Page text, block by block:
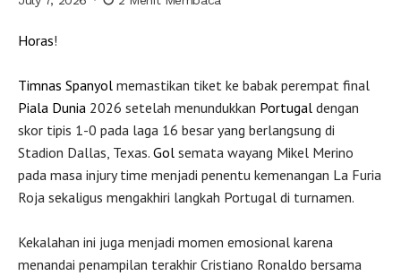
Horas!
Timnas Spanyol memastikan tiket ke babak perempat final
Piala Dunia 2026 setelah menundukkan Portugal dengan
skor tipis 1-0 pada laga 16 besar yang berlangsung di
Stadion Dallas, Texas. Gol semata wayang Mikel Merino
pada masa injury time menjadi penentu kemenangan La Furia
Roja sekaligus mengakhiri langkah Portugal di turnamen.
Kekalahan ini juga menjadi momen emosional karena
menandai penampilan terakhir Cristiano Ronaldo bersama